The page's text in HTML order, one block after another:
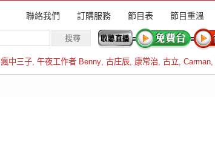
聯絡我們 訂購服務 節目表 節目重溫
瘋中三子, 午夜工作者 Benny, 古庄辰, 康常治, 古立, Carman,